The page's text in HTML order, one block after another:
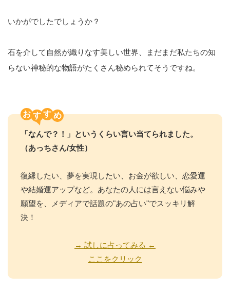
いかがでしたでしょうか？
石を介して自然が織りなす美しい世界、まだまだ私たちの知
らない神秘的な物語がたくさん秘められてそうですね。
お す
「なんで？！」というくらい言い当てられました。
（あっちさん/女性）
復縁したい、夢を実現したい、お金が欲しい、恋愛運
や結婚運アップなど。あなたの人には言えない悩みや
願望を、メディアで話題の"あの占い"でスッキリ解
決！
→ 試しに占ってみる ←
ここをクリック